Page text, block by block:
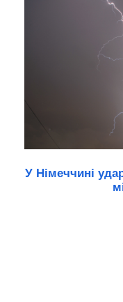
У Німеччині